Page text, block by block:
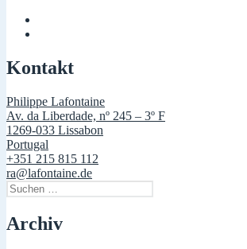
Kontakt
Philippe Lafontaine
Av. da Liberdade, nº 245 – 3º F
1269-033 Lissabon
Portugal
+351 215 815 112
ra@lafontaine.de
Suchen
nach:
Archiv